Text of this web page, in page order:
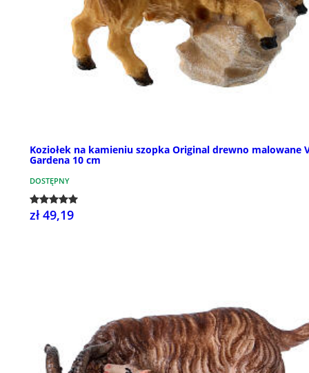
Koziołek na kamieniu szopka Original drewno malowane
Gardena 10 cm
DOSTĘPNY
zł 49,19